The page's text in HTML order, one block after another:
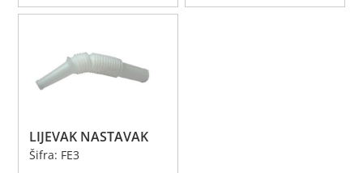
LIJEVAK NASTAVAK
Šifra: FE3